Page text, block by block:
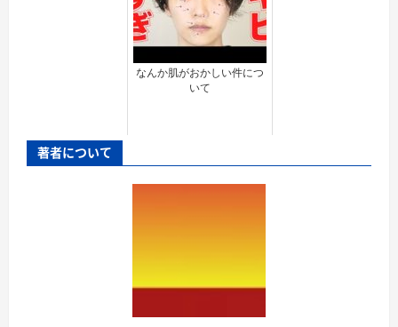
なんか肌がおかしい件につ
いて
著者について